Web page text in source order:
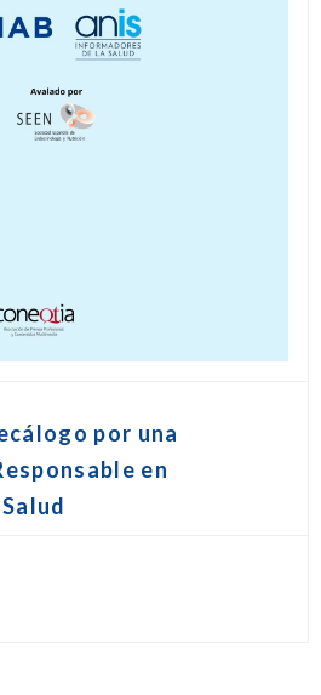
por una
en